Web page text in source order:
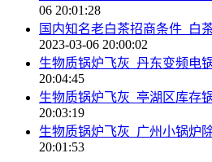
06 20:01:28
国内知名老白茶招商条件_白
2023-03-06 20:00:02
生物质锅炉飞灰_丹东变频电
20:04:45
生物质锅炉飞灰_亭湖区库存
20:03:19
生物质锅炉飞灰_广州小锅炉
20:01:53